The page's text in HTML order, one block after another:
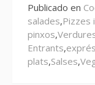
Publicado en
salades,Pizzes
pinxos,
Entrants,exprés
plats,Salses,